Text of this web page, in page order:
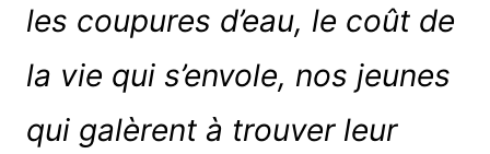
les coupures d’eau, le coût de
la vie qui s’envole, nos jeunes
qui galèrent à trouver leur